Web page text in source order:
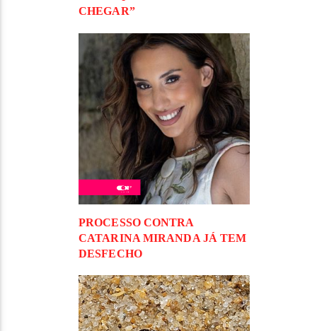
CHEGAR”
PROCESSO CONTRA
CATARINA MIRANDA JÁ TEM
DESFECHO